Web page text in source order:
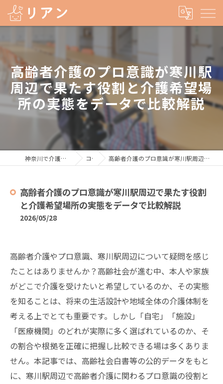
高齢者介護のプロ意識が寒川駅
周辺で果たす役割と介護希望場
所の実態をデータで比較解説
神奈川で介護の求人なら株式会社リアン コラム 高齢者介護のプロ意識が寒川駅周辺で果たす役割と介護希望場所の実態をデータで比較解説
高齢者介護のプロ意識が寒川駅周辺で果たす役割
と介護希望場所の実態をデータで比較解説
2026/05/28
高齢者介護やプロ意識、寒川駅周辺について疑問を感じ
たことはありませんか？高齢社会が進む中、本人や家族
がどこで介護を受けたいと希望しているのか、その実態
を知ることは、将来の生活設計や地域全体の介護体制を
考える上でとても重要です。しかし「自宅」「施設」
「医療機関」のどれが実際に多く選ばれているのか、そ
の割合や根拠を正確に把握し比較できる場は多くありま
せん。本記事では、高齢社会白書等の公的データをもと
に、寒川駅周辺で高齢者介護に関わるプロ意識の役割と